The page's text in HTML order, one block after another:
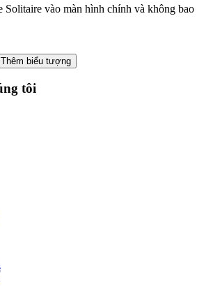
Solitaire vào màn hình chính và không bao
Thêm biểu tượng
tôi